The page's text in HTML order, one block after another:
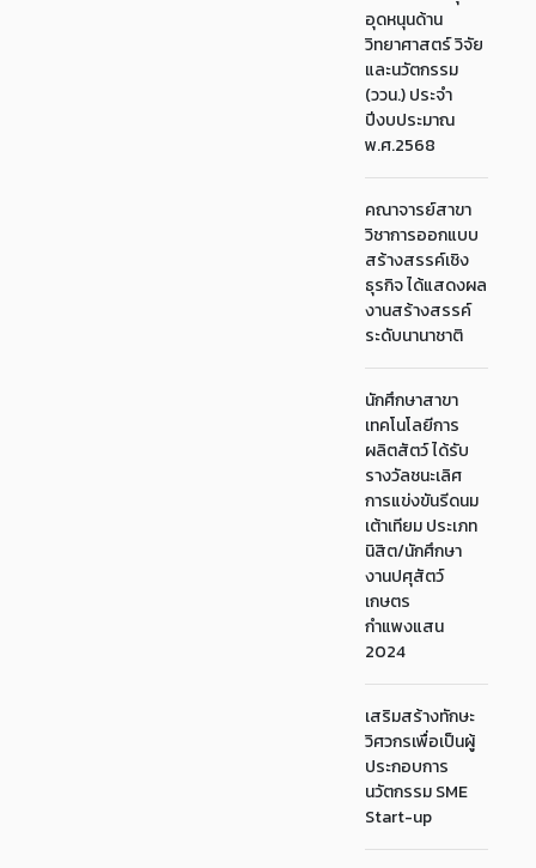
อุดหนุนด้าน
วิทยาศาสตร์ วิจัย
และนวัตกรรม
(ววน.) ประจำ
ปีงบประมาณ
พ.ศ.2568
คณาจารย์สาขา
วิชาการออกแบบ
สร้างสรรค์เชิง
ธุรกิจ ได้แสดงผล
งานสร้างสรรค์
ระดับนานาชาติ
นักศึกษาสาขา
เทคโนโลยีการ
ผลิตสัตว์ ได้รับ
รางวัลชนะเลิศ
การแข่งขันรีดนม
เต้าเทียม ประเภท
นิสิต/นักศึกษา
งานปศุสัตว์
เกษตร
กำแพงแสน
2024
เสริมสร้างทักษะ
วิศวกรเพื่อเป็นผู้
ประกอบการ
นวัตกรรม SME
Start-up